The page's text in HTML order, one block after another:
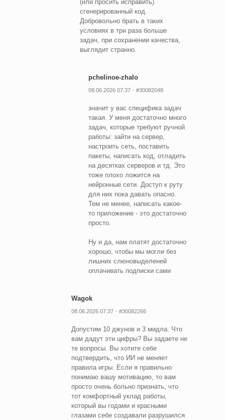
(или просить исправить)
сгенерированный код.
Добровольно брать в таких
условиях в три раза больше
задач, при сохранении качества,
выглядит странно.
pchelinoe-zhalo
08.06.2026 07:37 #30082048
значит у вас специфика задач
такая. У меня достаточно много
задач, которые требуют ручной
работы: зайти на сервер,
настроить сеть, поставить
пакеты, написать код, отладить
на десятках серверов и тд. Это
тоже плохо ложится на
нейронные сети. Доступ к руту
для них пока давать опасно.
Тем не менее, написать какое-
то приложение - это достаточно
просто.
Ну и да, нам платят достаточно
хорошо, чтобы мы могли без
лишних слюновыделеней
оплачивать подписки сами
Wagok
08.06.2026 07:37 #30082266
Допустим 10 джунов и 3 мидла. Что
вам дадут эти цифры? Вы задаете не
те вопросы. Вы хотите себе
подтвердить, что ИИ не меняет
правила игры. Если я правильно
понимаю вашу мотивацию, то вам
просто очень больно признать, что
тот комфортный уклад работы,
который вы годами и красными
глазами себе создавали разрушился